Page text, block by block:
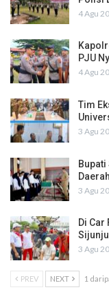
4 Agu
PJU
4 Agu
Tim
3 Agu
Daerah
3 Agu
Di Car
3 Agu
PREV NEXT 1